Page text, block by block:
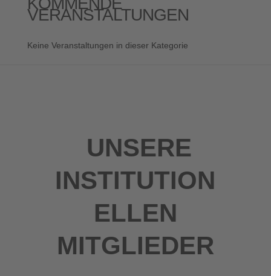
VERANSTALTUNGEN
Keine Veranstaltungen in dieser Kategorie
UNSERE
INSTITUTION
ELLEN
MITGLIEDER